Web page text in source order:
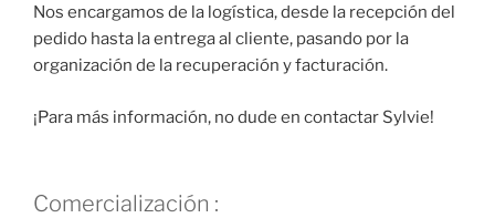
Nos encargamos de la logística, desde la recepción del
pedido hasta la entrega al cliente, pasando por la
organización de la recuperación y facturación.
¡Para más información, no dude en contactar Sylvie!
Comercialización :